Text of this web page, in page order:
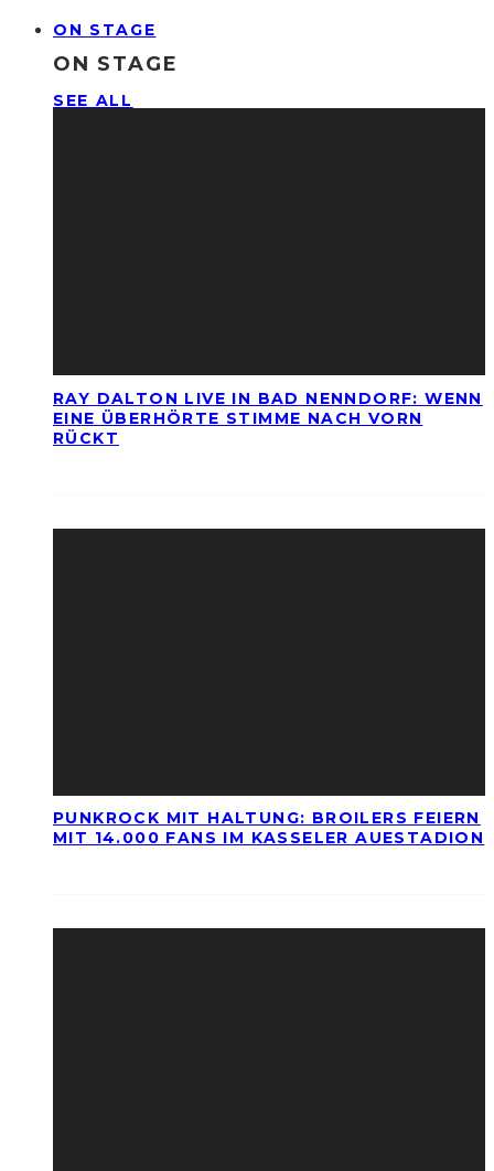
ON STAGE
ON STAGE
SEE ALL
RAY DALTON LIVE IN BAD NENNDORF: WENN
EINE ÜBERHÖRTE STIMME NACH VORN
RÜCKT
PUNKROCK MIT HALTUNG: BROILERS FEIERN
MIT 14.000 FANS IM KASSELER AUESTADION